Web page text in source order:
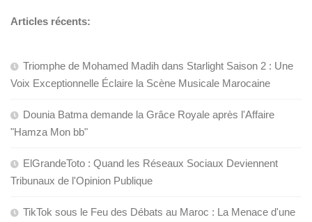
Articles récents:
Triomphe de Mohamed Madih dans Starlight Saison 2 : Une
Voix Exceptionnelle Éclaire la Scène Musicale Marocaine
Dounia Batma demande la Grâce Royale après l'Affaire
"Hamza Mon bb"
ElGrandeToto : Quand les Réseaux Sociaux Deviennent
Tribunaux de l'Opinion Publique
TikTok sous le Feu des Débats au Maroc : La Menace d'une